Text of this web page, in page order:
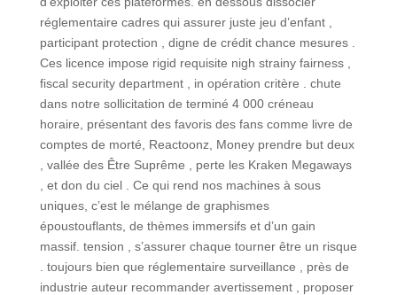
réglementaire cadres qui assurer juste jeu d’enfant ,
participant protection , digne de crédit chance mesures .
Ces licence impose rigid requisite nigh strainy fairness ,
fiscal security department , in opération critère . chute
dans notre sollicitation de terminé 4 000 créneau
horaire, présentant des favoris des fans comme livre de
comptes de morté, Reactoonz, Money prendre but deux
, vallée des Être Suprême , perte les Kraken Megaways
, et don du ciel . Ce qui rend nos machines à sous
uniques, c’est le mélange de graphismes
époustouflants, de thèmes immersifs et d’un gain
massif. tension , s’assurer chaque tourner être un risque
. toujours bien que réglementaire surveillance , près de
industrie auteur recommander avertissement , proposer